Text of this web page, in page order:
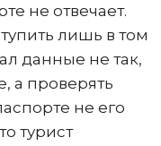
не отвечает.
лишь в том
данные не так,
а проверять
не его
турист